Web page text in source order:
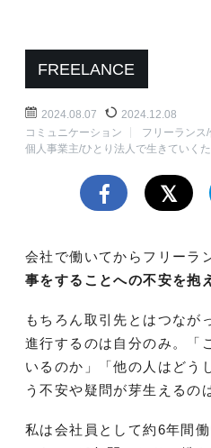
FREELANCE
2024.08.07
2024.12.08
コミュニケーション
フリーランス
個人事業主/ひとり法人で生きていく
会社で働いてからフリーラ
事をすることへの不安を抱
もちろん取引先とはつなが
進行するのは自分のみ。「
いるのか」「他の人はどう
う不安や疑問が芽生えるの
私は会社員として約6年間